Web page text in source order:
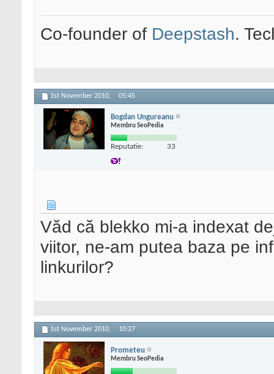
Co-founder of Deepstash.
1st November 2010, 05:45
Bogdan Ungureanu
Membru SeoPedia
Reputatie: 33
Văd că blekko mi-a indexat
viitor, ne-am putea baza pe
linkurilor?
1st November 2010, 10:27
Prometeu
Membru SeoPedia